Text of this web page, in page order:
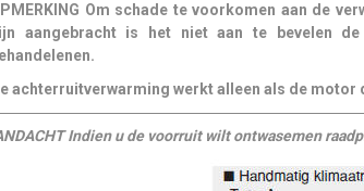
Om schade te voorkomen aan de
aangebracht is het niet aan te bevelen
achterruitverwarming werkt alleen als de motor
Indien u de voorruit wilt ontwasemen